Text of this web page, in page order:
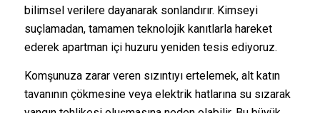
bilimsel verilere dayanarak sonlandırır. Kimseyi
suçlamadan, tamamen teknolojik kanıtlarla hareket
ederek apartman içi huzuru yeniden tesis ediyoruz.
Komşunuza zarar veren sızıntıyı ertelemek, alt katın
tavanının çökmesine veya elektrik hatlarına su sızarak